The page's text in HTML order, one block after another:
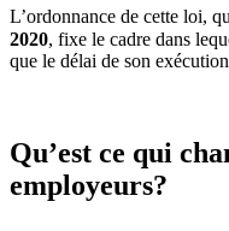
L’ordonnance de cette loi,
2020, fixe le cadre dans
que le délai de son
Qu’est ce qui
employeurs?